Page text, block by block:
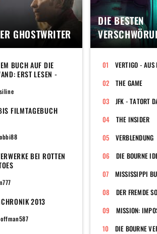
GHOSTWRITER
BUCH AUF DIE
ERST LESEN -
FILMTAGEBUCH
BEI ROTTEN
2013
DIE BESTEN
VERTIGO - AUS
THE GAME
JFK - TATORT
THE INSIDER
VERBLENDUNG
DIE BOURNE
DER FREMDE
DIE BOURNE